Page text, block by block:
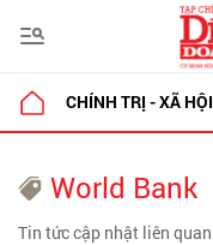
CHÍNH TRỊ - XÃ HỘI
World Bank
Tin tức cập nhật liên